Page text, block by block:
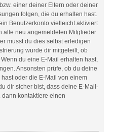
einer deiner Eltern oder deiner
folgen, die du erhalten hast.
Benutzerkonto vielleicht aktiviert
alle neu angemeldeten Mitglieder
musst du dies selbst erledigen
wurde dir mitgeteilt, ob
du eine E-Mail erhalten hast,
Ansonsten prüfe, ob du deine
oder die E-Mail von einem
dir sicher bist, dass deine E-Mail-
kontaktiere einen